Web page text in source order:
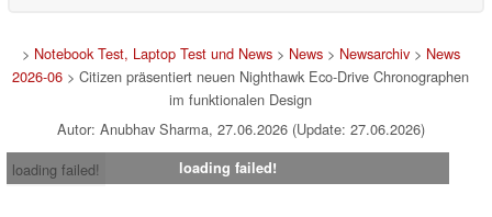
> Notebook Test, Laptop Test und News> News> Newsarchiv> News
2026-06 > Citizen präsentiert neuen Nighthawk Eco-Drive Chronographen
im funktionalen Design
Autor: Anubhav Sharma, 27.06.2026 (Update: 27.06.2026)
loading failed!
loading failed!